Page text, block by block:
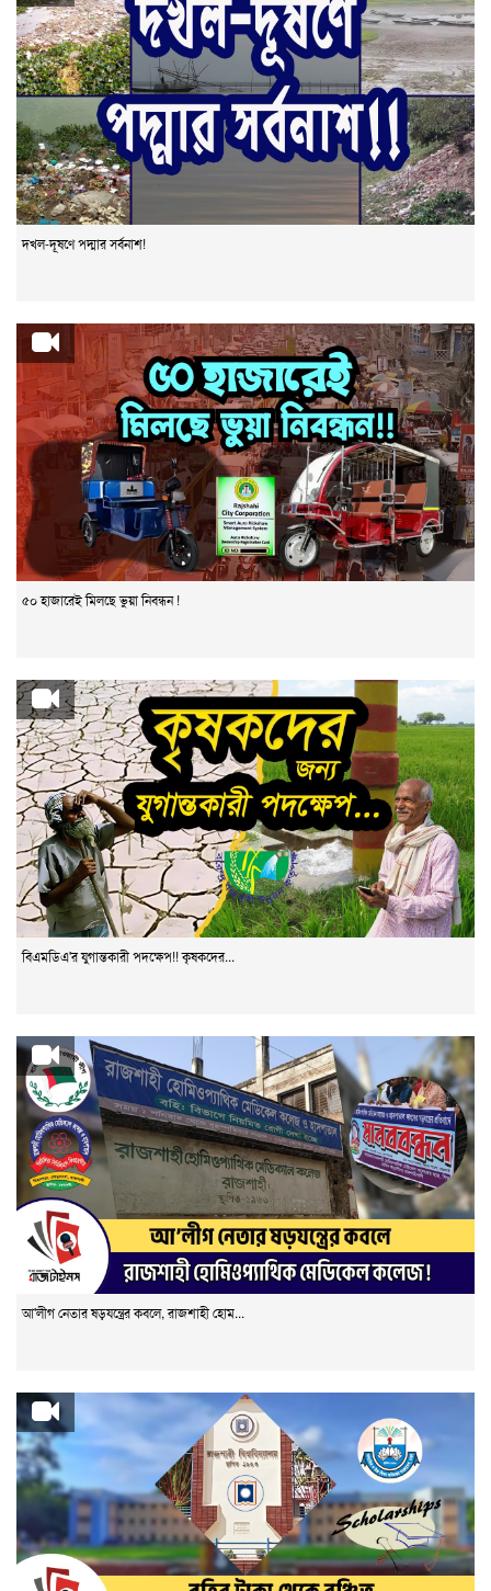
দখল-দূষণে পদ্মার সর্বনাশ!
৫০ হাজারেই মিলছে ভুয়া নিবন্ধন !
বিএমডিএ'র যুগান্তকারী পদক্ষেপ!! কৃষকদের...
আ'লীগ নেতার ষড়যন্ত্রের কবলে, রাজশাহী হোম...